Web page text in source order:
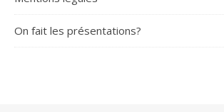
On fait les présentations?